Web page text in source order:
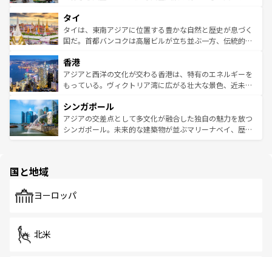
リティに包まれながら、韓国の多彩な魅力を心ゆくまで味
わってみてほしい。 なお、新着の韓国情報はコンテンツ一
覧を参照してほしい。
急速な発展と共に伝統が息づく。ハノイの古い町並みやホ
ーチミン市のフランス統治時代の建物も、独特の雰囲気を
醸し出している。また、バラエティの豊かさとおいしさで
とつ。フォーやバインミー、ベトナムコーヒーなどは、ぜ
ひ現地で味わいたい。どの地域を訪れてもあたたかい人々
が旅行者を迎えてくれるので、きっと忘れられない旅にな
参照してほしい。
タイ
タイは、東南アジアに位置する豊かな自然と歴史が息づく
国だ。首都バンコクは高層ビルが立ち並ぶ一方、伝統的な
の活気が交差している。北部ではチェンマイなどの山岳地
帯で自然と触れ合い、南部ではプーケットやクラビの美し
いビーチでリゾート気分を楽しむことができる。タイ料理
激する。気候は一年中温暖で、どの季節にも異なる楽しみ
が待っている。親しみやすいタイの人々、仏教を中心とし
た文化、そして多様な観光資源が、訪れる旅人を魅了し続
香港
アジアと西洋の文化が交わる香港は、特有のエネルギーを
もっている。ヴィクトリア湾に広がる壮大な景色、近未来
み、どこを訪れても感動するはず。観光スポットが密集し
ており、効率よく見どころを回れるのも魅力。息をのむよ
うな絶景から文化的な体験まで、香港を存分に楽しみ尽く
シンガポール
アジアの交差点として多文化が融合した独自の魅力を放つ
シンガポール。未来的な建築物が並ぶマリーナベイ、歴史
で、ホーカーズは地元の風情を楽しめる外せないスポット
国と地域
ヨーロッパ
北米